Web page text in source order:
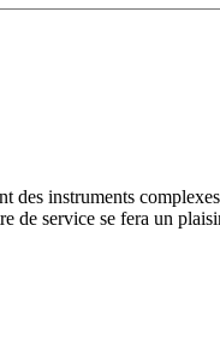
des instruments
de service se fera un